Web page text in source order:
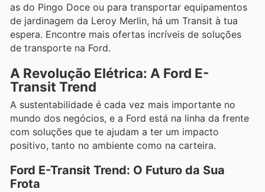
as do Pingo Doce ou para transportar equipamentos
de jardinagem da Leroy Merlin, há um Transit à tua
espera. Encontre mais ofertas incríveis de soluções
de transporte na Ford.
A Revolução Elétrica: A Ford E-
Transit Trend
A sustentabilidade é cada vez mais importante no
mundo dos negócios, e a Ford está na linha da frente
com soluções que te ajudam a ter um impacto
positivo, tanto no ambiente como na carteira.
Ford E-Transit Trend: O Futuro da Sua
Frota